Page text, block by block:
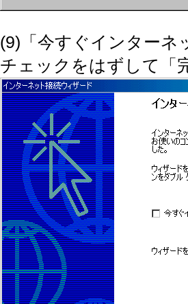
(9)「今すぐインターネ
チェックをはずして「